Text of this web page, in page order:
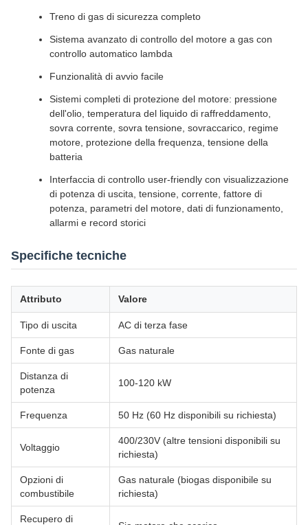
Treno di gas di sicurezza completo
Sistema avanzato di controllo del motore a gas con
controllo automatico lambda
Funzionalità di avvio facile
Sistemi completi di protezione del motore: pressione
dell'olio, temperatura del liquido di raffreddamento,
sovra corrente, sovra tensione, sovraccarico, regime
motore, protezione della frequenza, tensione della
batteria
Interfaccia di controllo user-friendly con visualizzazione
di potenza di uscita, tensione, corrente, fattore di
potenza, parametri del motore, dati di funzionamento,
allarmi e record storici
Specifiche tecniche
Attributo Valore
Tipo di uscita AC di terza fase
Fonte di gas Gas naturale
Distanza di
potenza
100-120 kW
Frequenza 50 Hz (60 Hz disponibili su richiesta)
Voltaggio
400/230V (altre tensioni disponibili su
richiesta)
Opzioni di
combustibile
Gas naturale (biogas disponibile su
richiesta)
Recupero di